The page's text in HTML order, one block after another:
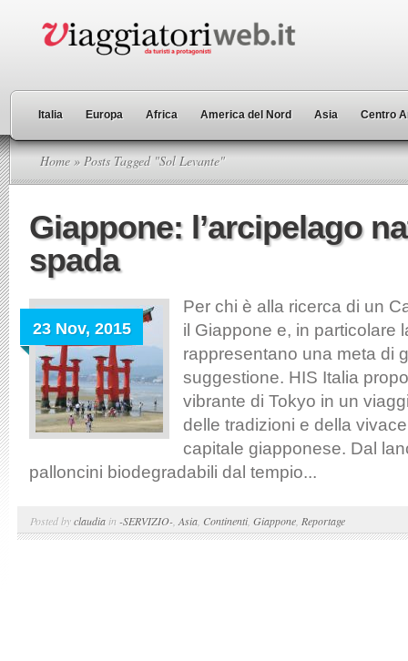
Italia Europa Africa America del Nord Asia Centro
Home » Posts Tagged "Sol Levante"
Giappone: l’arcipelago
spada
23 Nov, 2015
Per chi è alla ricerca di un
il Giappone e, in particolare
rappresentano una meta di
suggestione. HIS Italia
vibrante di Tokyo in un
delle tradizioni e della
capitale giapponese. Dal
palloncini biodegradabili dal tempio...
Posted byclaudia in -SERVIZIO- Asia Continenti, Giappone Reportage